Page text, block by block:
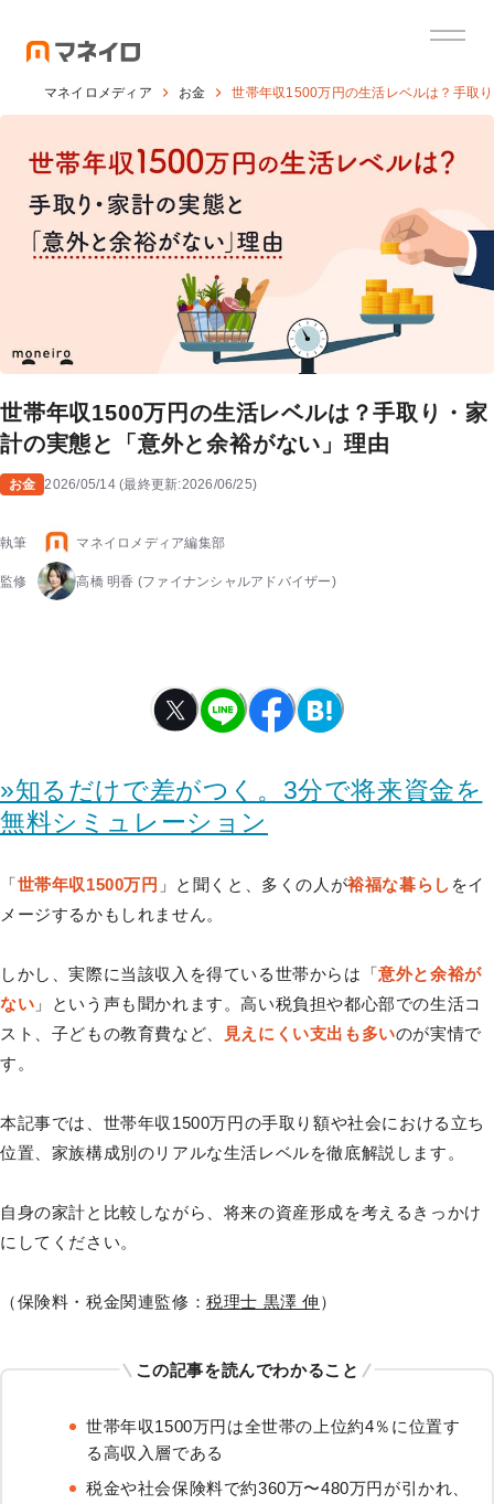
マネイロメディア お金 世帯年収1500万円の生活レベルは？手取
世帯年収1500万円の生活レベルは？手取り・家
計の実態と「意外と余裕がない」理由
お金 2026/05/14(最終更新:2026/06/25)
執筆 マネイロメディア編集部
監修 高橋 明香 (ファイナンシャルアドバイザー)
»知るだけで差がつく。3分で将来資金を
無料シミュレーション
「世帯年収1500万円 」と聞くと、多くの人が裕福な暮らし をイ
メージするかもしれません。
しかし、実際に当該収入を得ている世帯からは「意外と余裕が
ない 」という声も聞かれます。高い税負担や都心部での生活コ
スト、子どもの教育費など、
見えにくい支出も多いのが実情で
す。
本記事では、世帯年収1500万円の手取り額や社会における立ち
位置、家族構成別のリアルな生活レベルを徹底解説します。
自身の家計と比較しながら、将来の資産形成を考えるきっかけ
にしてください。
（保険料・税金関連監修：税理士 黒澤 伸 ）
この記事を読んでわかること
世帯年収1500万円は全世帯の上位約4％に位置す
る高収入層である
税金や社会保険料で約360万〜480万円が引かれ、